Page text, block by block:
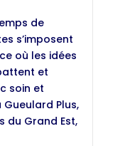
de
s’imposent
où les idées
et
soin et
Plus,
du Grand Est,